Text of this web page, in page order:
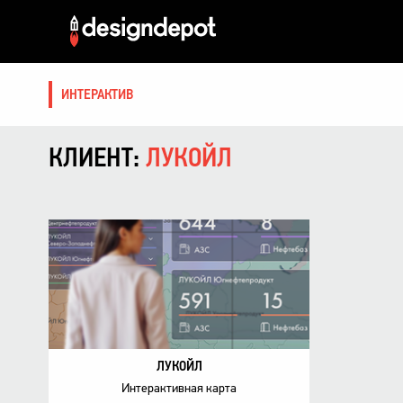
ИНТЕРАКТИВ
КЛИЕНТ: ЛУКОЙЛ
ЛУКОЙЛ
Интерактивная карта